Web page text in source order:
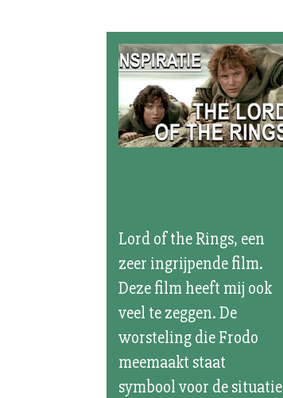
Lord of the Rings, een
zeer ingrijpende film.
Deze film heeft mij ook
veel te zeggen. De
worsteling die Frodo
meemaakt staat
symbool voor de situatie